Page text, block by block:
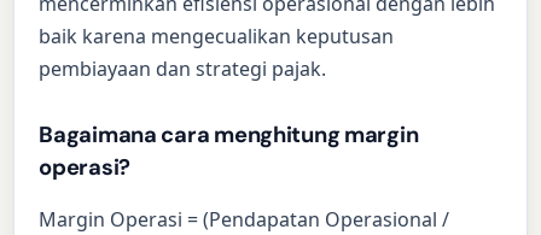
baik karena mengecualikan keputusan
pembiayaan dan strategi pajak.
Bagaimana cara menghitung margin
operasi?
Margin Operasi = (Pendapatan Operasional /